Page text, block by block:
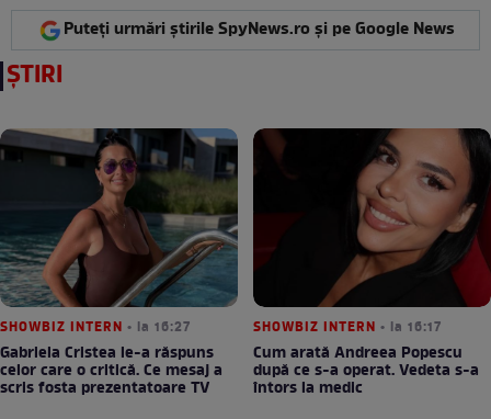
Puteți urmări știrile SpyNews.ro și pe Google News
ȘTIRI
SHOWBIZ INTERN • la 16:27
Gabriela Cristea le-a răspuns
celor care o critică. Ce mesaj a
scris fosta prezentatoare TV
SHOWBIZ INTERN • la 16:17
Cum arată Andreea Popescu
după ce s-a operat. Vedeta s-a
întors la medic